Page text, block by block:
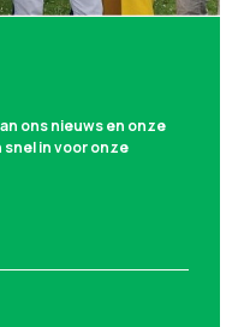
ons nieuws en onze
snel in voor onze